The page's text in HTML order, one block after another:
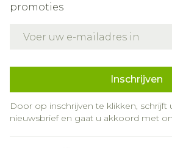
promoties
Inschrijven
Door op inschrijven te klikken, schrijft
nieuwsbrief en gaat u akkoord met